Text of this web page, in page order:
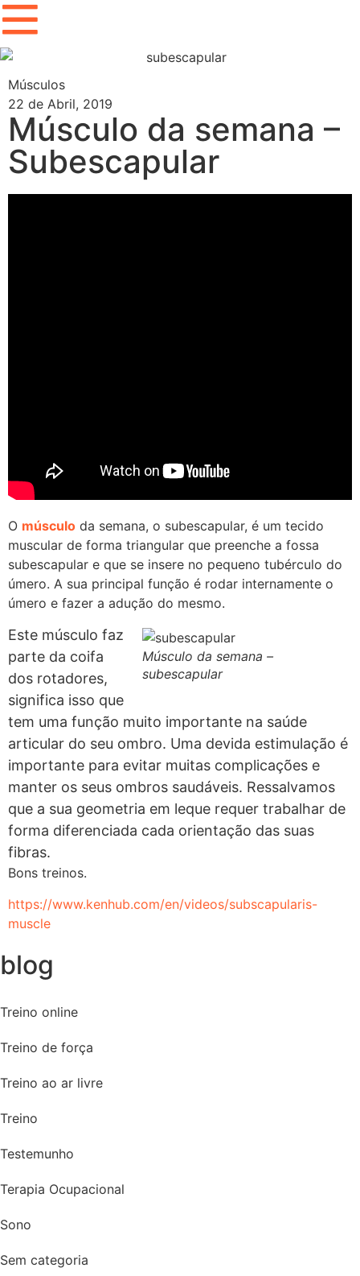
Músculos
22 de Abril, 2019
Músculo da semana –
Subescapular
O músculo da semana, o subescapular, é um tecido
muscular de forma triangular que preenche a fossa
subescapular e que se insere no pequeno tubérculo do
úmero. A sua principal função é rodar internamente o
úmero e fazer a adução do mesmo.
Músculo da semana –
subescapular
Este músculo faz
parte da coifa
dos rotadores,
significa isso que
tem uma função muito importante na saúde
articular do seu ombro. Uma devida estimulação é
importante para evitar muitas complicações e
manter os seus ombros saudáveis. Ressalvamos
que a sua geometria em leque requer trabalhar de
forma diferenciada cada orientação das suas
fibras.
Bons treinos.
https://www.kenhub.com/en/videos/subscapularis-
muscle
blog
Treino online
Treino de força
Treino ao ar livre
Treino
Testemunho
Terapia Ocupacional
Sono
Sem categoria